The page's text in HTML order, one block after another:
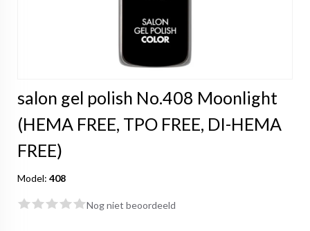
salon gel polish No.408 Moonlight
(HEMA FREE, TPO FREE, DI-HEMA
FREE)
Model: 408
Nog niet beoordeeld